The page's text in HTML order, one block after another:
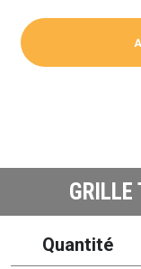
GRILLE
Quantité